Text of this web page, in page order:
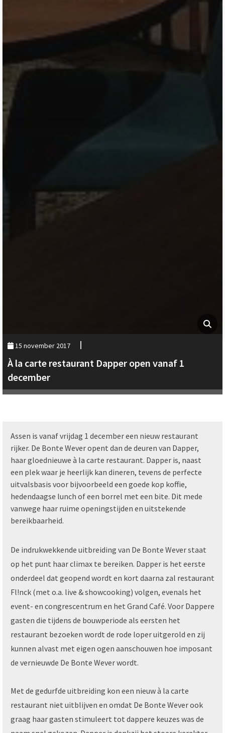
15 november 2017
À la carte restaurant Dapper open vanaf 1
december
Assen is vanaf vrijdag 1 december een nieuw restaurant
rijker. De Bonte Wever opent dan de deuren van Dapper,
haar gloednieuwe à la carte restaurant. Dapper is, naast
een plek waar je heerlijk kan dineren, tevens de perfecte
uitvalsbasis voor bijvoorbeeld een goede kop koffie,
hedendaagse lunch of een borrel met een bite. Dit mede
vanwege haar ruime openingstijden en uitstekende
bereikbaarheid.
De indrukwekkende uitbreiding van De Bonte Wever staat
op het punt haar climax te bereiken. Dapper is het eerste
onderdeel dat geopend wordt en kort daarna zal restaurant
Fl!nck (met o.a. live & showcooking) volgen, evenals het
event- en congrescentrum en het Grand Café. Voor Dappere
gasten die tijdens de bouwperiode als eersten het
restaurant bezoeken wordt de rode loper uitgerold en zij
kunnen alvast met eigen ogen aanschouwen hoe imposant
de vernieuwde De Bonte Wever wordt.
Met de gedurfde uitbreiding kon een nieuw à la carte
restaurant niet uitblijven en omdat De Bonte Wever ook
graag haar gasten stimuleert tot dappere keuzes was de